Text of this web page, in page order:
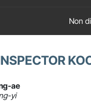
Non
ae
yi